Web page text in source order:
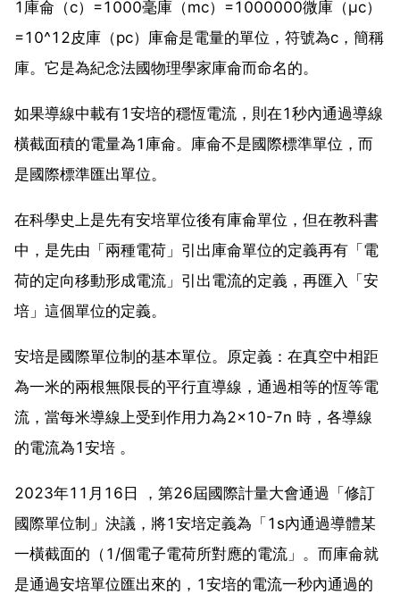
1庫侖（c）=1000毫庫（mc）=1000000微庫（μc）
=10^12皮庫（pc）庫侖是電量的單位，符號為c，簡稱
庫。它是為紀念法國物理學家庫侖而命名的。
如果導線中載有1安培的穩恆電流，則在1秒內通過導線
橫截面積的電量為1庫侖。庫侖不是國際標準單位，而
是國際標準匯出單位。
在科學史上是先有安培單位後有庫侖單位，但在教科書
中，是先由「兩種電荷」引出庫侖單位的定義再有「電
荷的定向移動形成電流」引出電流的定義，再匯入「安
培」這個單位的定義。
安培是國際單位制的基本單位。原定義：在真空中相距
為一米的兩根無限長的平行直導線，通過相等的恆等電
流，當每米導線上受到作用力為2×10-7n 時，各導線
的電流為1安培 。
2023年11月16日 ，第26屆國際計量大會通過「修訂
國際單位制」決議，將1安培定義為「1s內通過導體某
一橫截面的（1/個電子電荷所對應的電流」。而庫侖就
是通過安培單位匯出來的，1安培的電流一秒內通過的